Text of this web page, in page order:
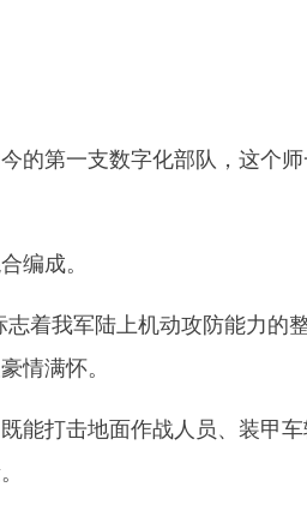
第一支数字化部队，这个
成。
着我军陆上机动攻防能力的
情满怀。
打击地面作战人员、装甲